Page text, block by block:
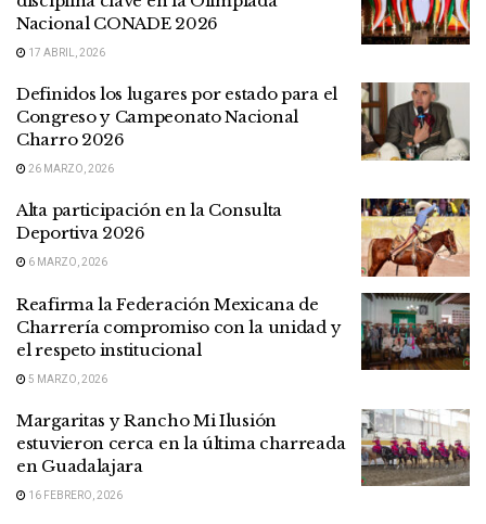
Nacional CONADE 2026
17 ABRIL, 2026
Definidos los lugares por estado para el
Congreso y Campeonato Nacional
Charro 2026
26 MARZO, 2026
Alta participación en la Consulta
Deportiva 2026
6 MARZO, 2026
Reafirma la Federación Mexicana de
Charrería compromiso con la unidad y
el respeto institucional
5 MARZO, 2026
Margaritas y Rancho Mi Ilusión
estuvieron cerca en la última charreada
en Guadalajara
16 FEBRERO, 2026